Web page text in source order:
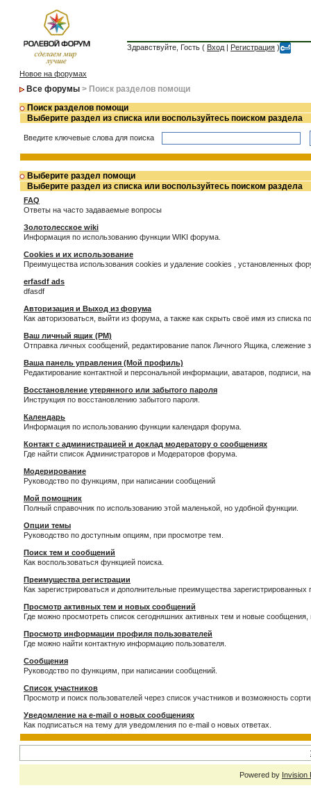
Здравствуйте, Гость ( Вход | Регистрация )
Новое на форумах
Все форумы > Поиск разделов помощи
Поиск разделов помощи
Выберите раздел из списка или воспользуйтесь поиском раздела
Введите ключевые слова для поиска
Выберите раздел помощи
Выберите раздел из списка или воспользуйтесь поиском раздела
FAQ
Ответы на часто задаваемые вопросы
Золотолесское wiki
Информация по использованию функции WIKI форума.
Cookies и их использование
Преимущества использования cookies и удаление cookies , установленных
erfasdf ads
dfasdf
Авторизация и Выход из форума
Как авторизоваться, выйти из форума, а также как скрыть своё имя из списка
Ваш личный ящик (PM)
Отправка личных сообщений, редактирование папок Личного Ящика,
Ваша панель управления (Мой профиль)
Редактирование контактной и персональной информации, аватаров,
Восстановление утерянного или забытого пароля
Инструкция по восстановлению забытого пароля.
Календарь
Информация по использованию функции календаря форума.
Контакт с администрацией и доклад модератору о сообщениях
Где найти список Администраторов и Модераторов форума.
Модерирование
Руководство по функциям, при написании сообщений
Мой помощник
Полный справочник по использованию этой маленькой, но удобной функции.
Опции темы
Руководство по доступным опциям, при просмотре тем.
Поиск тем и сообщений
Как воспользоваться функцией поиска.
Преимущества регистрации
Как зарегистрироваться и дополнительные преимущества зарегистрированных
Просмотр активных тем и новых сообщений
Где можно просмотреть список сегодняшних активных тем и новые
Просмотр информации профиля пользователей
Где можно найти контактную информацию пользователя.
Сообщения
Руководство по функциям, при написании сообщений.
Список участников
Просмотр и поиск пользователей через список участников и возможность
Уведомление на e-mail о новых сообщениях
Как подписаться на тему для уведомления по e-mail о новых ответах.
Powered by Invision